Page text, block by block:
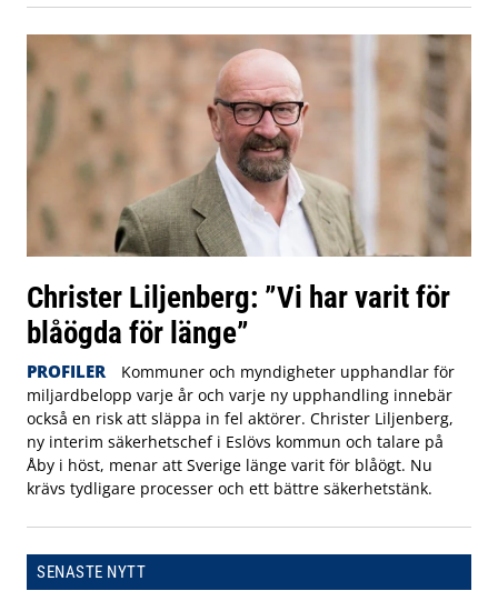
Christer Liljenberg: ”Vi har varit för
blåögda för länge”
PROFILER
Kommuner och myndigheter upphandlar för
miljardbelopp varje år och varje ny upphandling innebär
också en risk att släppa in fel aktörer. Christer Liljenberg,
ny interim säkerhetschef i Eslövs kommun och talare på
Åby i höst, menar att Sverige länge varit för blåögt. Nu
krävs tydligare processer och ett bättre säkerhetstänk.
SENASTE NYTT